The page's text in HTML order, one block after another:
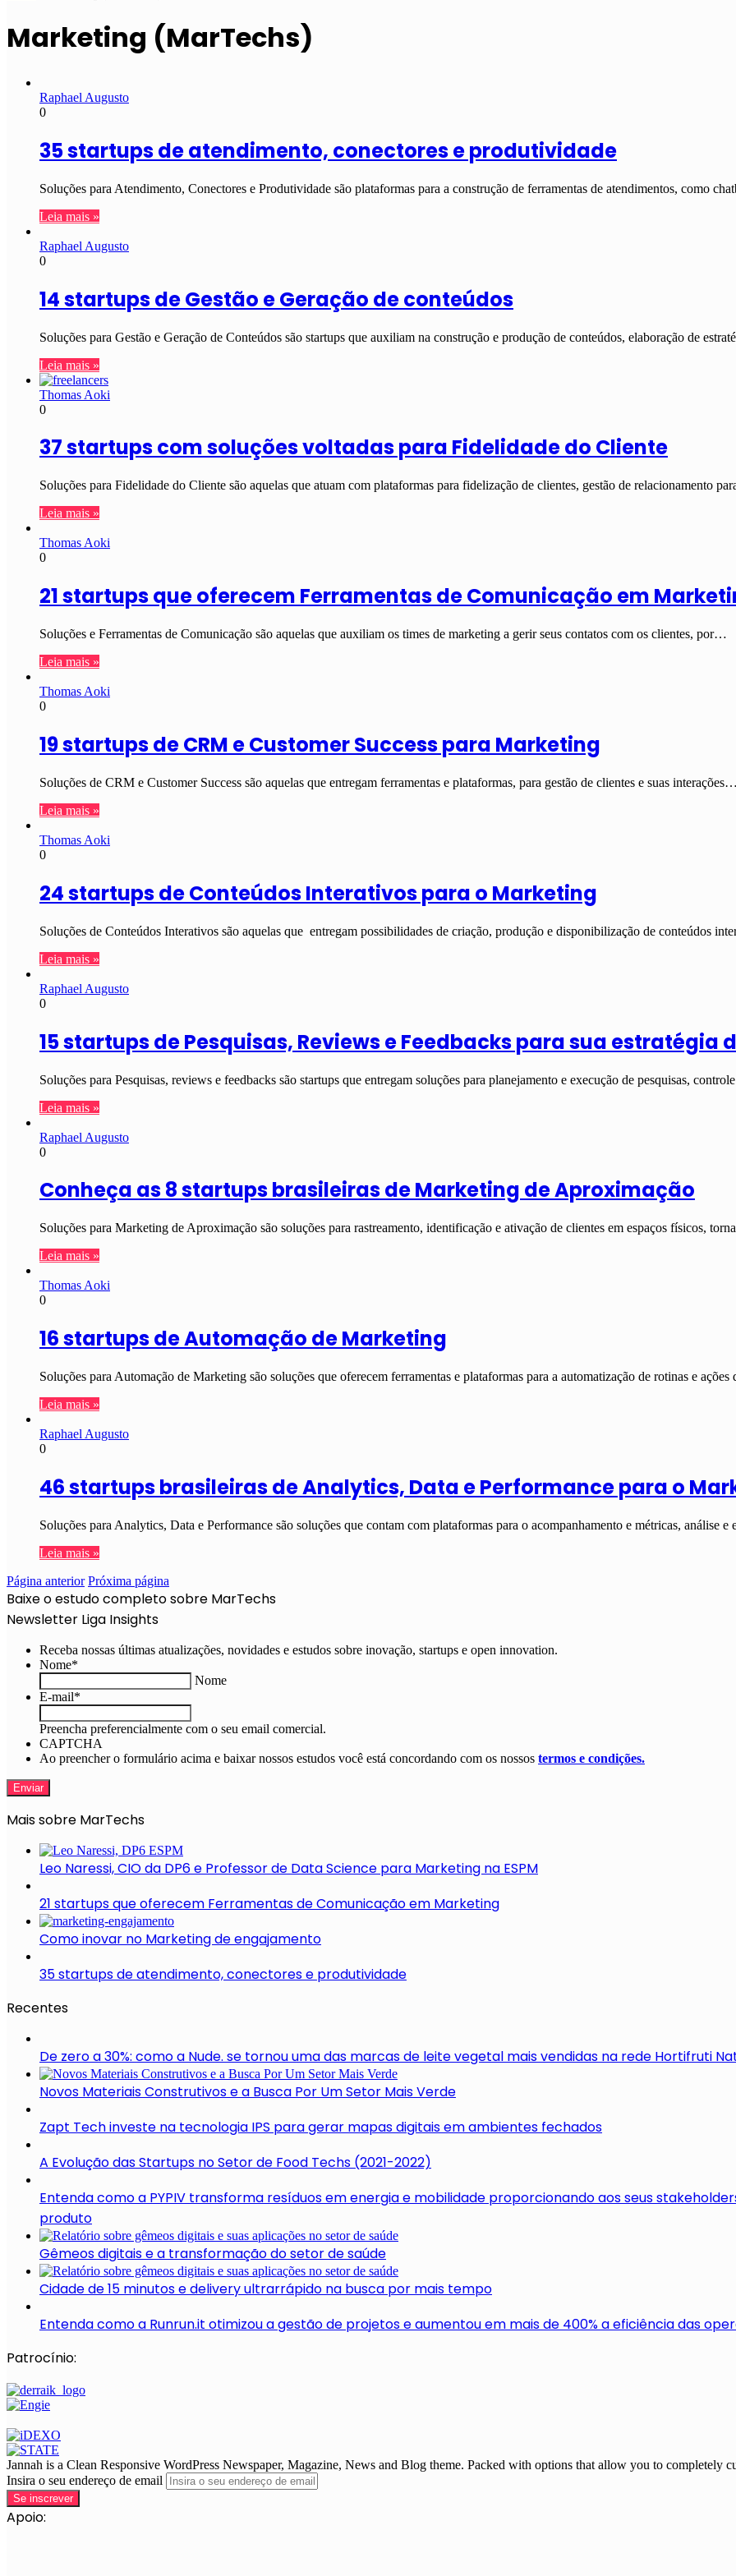
Marketing (MarTechs)
Raphael Augusto
0
35 startups de atendimento, conectores e produtividade
Soluções para Atendimento, Conectores e Produtividade são plataformas para a construção de ferramentas de atendimentos, como
Leia mais »
Raphael Augusto
0
14 startups de Gestão e Geração de conteúdos
Soluções para Gestão e Geração de Conteúdos são startups que auxiliam na construção e produção de conteúdos, elaboração de
Leia mais »
Thomas Aoki
0
37 startups com soluções voltadas para Fidelidade do Cliente
Soluções para Fidelidade do Cliente são aquelas que atuam com plataformas para fidelização de clientes, gestão de relacionamento
Leia mais »
Thomas Aoki
0
21 startups que oferecem Ferramentas de Comunicação em
Soluções e Ferramentas de Comunicação são aquelas que auxiliam os times de marketing a gerir seus contatos com os clientes, por…
Leia mais »
Thomas Aoki
0
19 startups de CRM e Customer Success para Marketing
Soluções de CRM e Customer Success são aquelas que entregam ferramentas e plataformas, para gestão de clientes e suas interações…
Leia mais »
Thomas Aoki
0
24 startups de Conteúdos Interativos para o Marketing
Soluções de Conteúdos Interativos são aquelas que entregam possibilidades de criação, produção e disponibilização de conteúdos
Leia mais »
Raphael Augusto
0
15 startups de Pesquisas, Reviews e Feedbacks para sua estratégia
Soluções para Pesquisas, reviews e feedbacks são startups que entregam soluções para planejamento e execução de pesquisas,
Leia mais »
Raphael Augusto
0
Conheça as 8 startups brasileiras de Marketing de Aproximação
Soluções para Marketing de Aproximação são soluções para rastreamento, identificação e ativação de clientes em espaços físicos,
Leia mais »
Thomas Aoki
0
16 startups de Automação de Marketing
Soluções para Automação de Marketing são soluções que oferecem ferramentas e plataformas para a automatização de rotinas e
Leia mais »
Raphael Augusto
0
46 startups brasileiras de Analytics, Data e Performance para o
Soluções para Analytics, Data e Performance são soluções que contam com plataformas para o acompanhamento e métricas, análise
Leia mais »
Página anterior Próxima página
Baixe o estudo completo sobre MarTechs
Newsletter Liga Insights
Receba nossas últimas atualizações, novidades e estudos sobre inovação, startups e open innovation.
Nome*
Nome
E-mail*
Preencha preferencialmente com o seu email comercial.
CAPTCHA
Ao preencher o formulário acima e baixar nossos estudos você está concordando com os nossos termos e condições.
Mais sobre MarTechs
Leo Naressi, CIO da DP6 e Professor de Data Science para Marketing na ESPM
21 startups que oferecem Ferramentas de Comunicação em Marketing
Como inovar no Marketing de engajamento
35 startups de atendimento, conectores e produtividade
Recentes
De zero a 30%: como a Nude. se tornou uma das marcas de leite vegetal mais vendidas na rede Hortifruti
Novos Materiais Construtivos e a Busca Por Um Setor Mais Verde
Zapt Tech investe na tecnologia IPS para gerar mapas digitais em ambientes fechados
A Evolução das Startups no Setor de Food Techs (2021-2022)
Entenda como a PYPIV transforma resíduos em energia e mobilidade proporcionando aos seus
produto
Gêmeos digitais e a transformação do setor de saúde
Cidade de 15 minutos e delivery ultrarrápido na busca por mais tempo
Entenda como a Runrun.it otimizou a gestão de projetos e aumentou em mais de 400% a eficiência das
Patrocínio:
Jannah is a Clean Responsive WordPress Newspaper, Magazine, News and Blog theme. Packed with options that allow you to completely
Insira o seu endereço de email
Apoio: